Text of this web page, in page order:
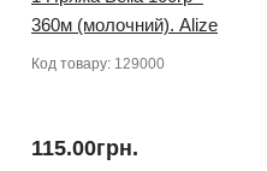
360м (молочний). Alize
Код товару: 129000
115.00грн.